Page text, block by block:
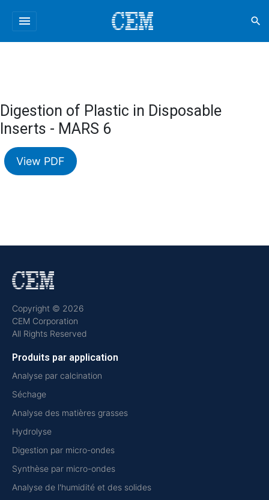
menu search
Digestion of Plastic in Disposable
Inserts - MARS 6
View PDF
Copyright © 2026
CEM Corporation
All Rights Reserved
Produits par application
Analyse par calcination
Séchage
Analyse des matières grasses
Hydrolyse
Digestion par micro-ondes
Synthèse par micro-ondes
Analyse de l'humidité et des solides